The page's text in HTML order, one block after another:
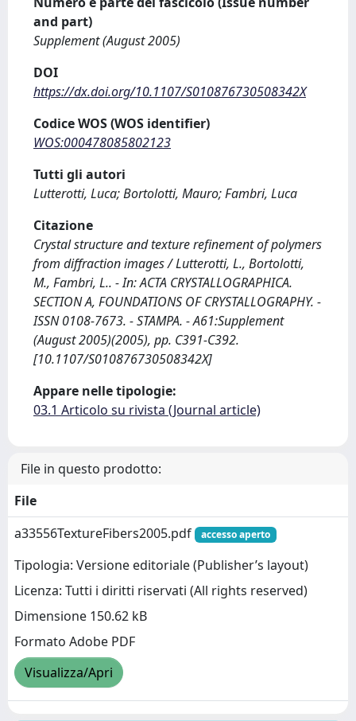
and part)
Supplement (August 2005)
DOI
https://dx.doi.org/10.1107/S010876730508342X
Codice WOS (WOS identifier)
WOS:000478085802123
Tutti gli autori
Lutterotti, Luca; Bortolotti, Mauro; Fambri, Luca
Citazione
Crystal structure and texture refinement of polymers
from diffraction images / Lutterotti, L., Bortolotti,
M., Fambri, L.. - In: ACTA CRYSTALLOGRAPHICA.
SECTION A, FOUNDATIONS OF CRYSTALLOGRAPHY. -
ISSN 0108-7673. - STAMPA. - A61:Supplement
(August 2005)(2005), pp. C391-C392.
[10.1107/S010876730508342X]
Appare nelle tipologie:
03.1 Articolo su rivista (Journal article)
File in questo prodotto:
File
a33556TextureFibers2005.pdf
accesso aperto
Tipologia: Versione editoriale (Publisher’s layout)
Licenza: Tutti i diritti riservati (All rights reserved)
Dimensione 150.62 kB
Formato Adobe PDF
Visualizza/Apri